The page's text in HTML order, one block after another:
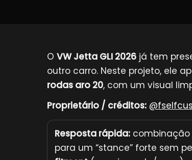
O VW Jetta GLI 2026 já tem
outro carro. Neste projeto, ele
rodas aro 20, com um visual
Proprietário / créditos:
Resposta rápida: combinação
para um “stance” forte sem